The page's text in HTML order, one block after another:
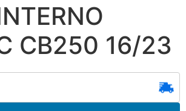
CB250 16/23